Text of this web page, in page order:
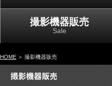
撮影機器販売
Sale
HOME ＞ 撮影機器販売